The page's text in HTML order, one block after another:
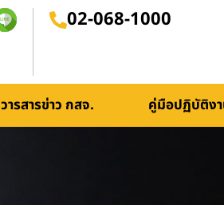
02-068-1000
วารสารข่าว กสจ. คู่มือปฏิบัติง